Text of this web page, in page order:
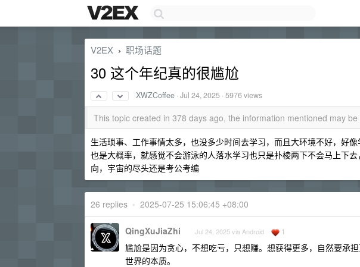
V2EX › 职场话题
30 这个年纪真的很尴尬
XWZCoffee ·Jul 24, 2025 · 5976 views
This topic created in 378 days ago, the information mentioned may
生活琐事、工作事情太多，也没多少时间去学习，而且大环境不好，好
也是大概率，就感觉不会游泳的人落水学习也只是扑棱两下不会马上下
向，宇宙的尽头还是考公考编
26 replies • 2025-07-25 15:06:45 +08:00
QingXuJiaZhi Jul 24, 2025 via Android 1
尴尬是因为贪心，不想吃亏，只想赚。想获得更多，自然要承
世界的本质。